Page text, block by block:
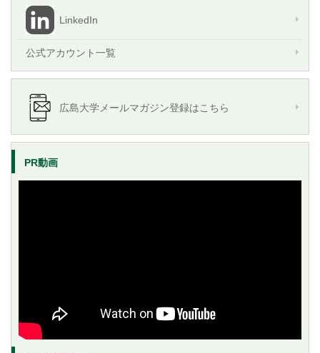
LinkedIn
公式アカウント一覧
広島大学メールマガジン登録はこちら
PR動画